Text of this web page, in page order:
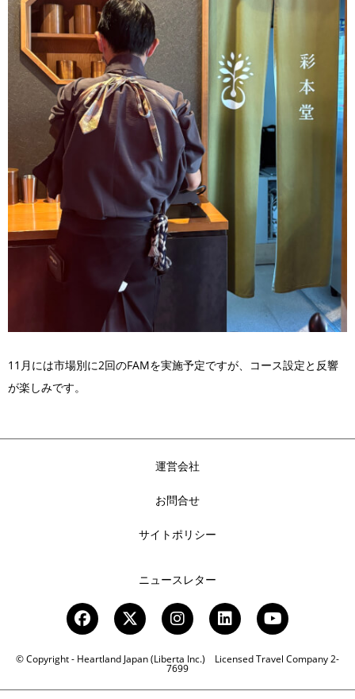
11月には市場別に2回のFAMを実施予定ですが、コース設定と反響
が楽しみです。
© Copyright - Heartland Japan (Liberta Inc.) Licensed Travel Company 2-
7699
運営会社
お問合せ
サイトポリシー
ニュースレター